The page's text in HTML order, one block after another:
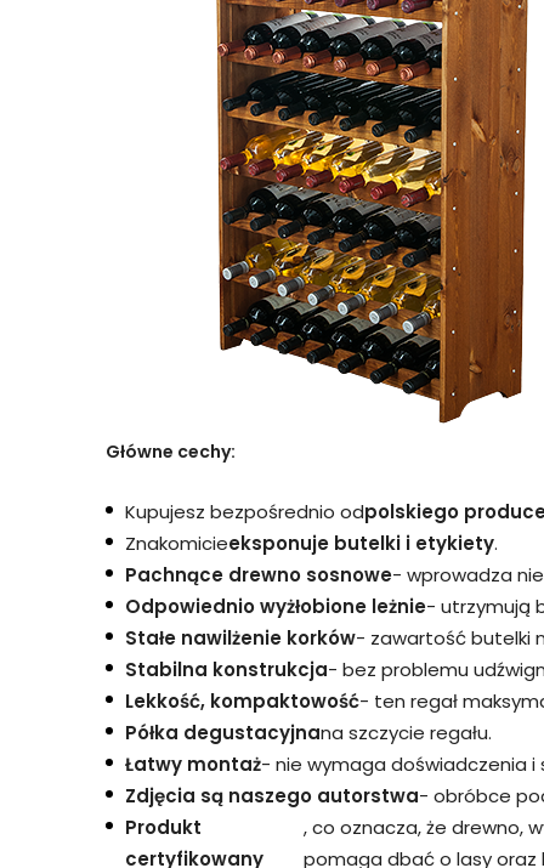
Główne cechy:
Kupujesz bezpośrednio odpolskiego
Znakomicieeksponuje butelki i etykiety.
Pachnące drewno sosnowe- wprowadza
Odpowiednio wyżłobione leżnie- utrzymują
Stałe nawilżenie korków- zawartość butelki
Stabilna konstrukcja- bez problemu
Lekkość, kompaktowość- ten regał
Półka degustacyjnana szczycie regału.
Łatwy montaż- nie wymaga doświadczenia i
Zdjęcia są naszego autorstwa- obróbce
Produkt
certyfikowany
, co oznacza, że drewno,
pomaga dbać o lasy oraz